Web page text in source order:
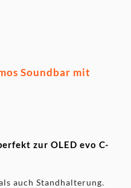
Soundbar mit
zur OLED evo C-
auch Standhalterung.